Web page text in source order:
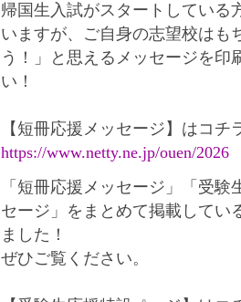
帰国生入試がスタートしている
いますが、ご自身の志望校はも
う！」と思えるメッセージを印
い！
【短冊応援メッセージ】はコチ
https://www.netty.ne.jp/ouen/2026
「短冊応援メッセージ」「受
セージ」をまとめて掲載してい
ました！
ぜひご覧ください。